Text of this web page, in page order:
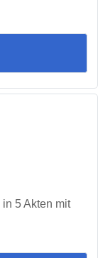
5 Akten mit